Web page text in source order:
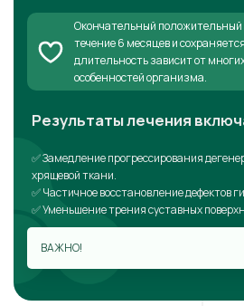
Окончательный положительный
течение 6 месяцев и
длительность зависит от
особенностей организма.
Результаты лечения
✅ Замедление прогрессирования
хрящевой ткани.
✅ Частичное восстановление дефектов
✅ Уменьшение трения суставных
ВАЖНО!